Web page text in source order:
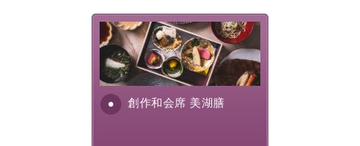
■内容&特典■
40分無料
1人1,000円分の館内利用券（お飲み物やお土産などに
「千人風呂」で有名な 片倉館のご入浴券
クレンジング、化粧水、乳液
創作和会席 美湖膳
美湖膳とは諏訪の地で特別を
提供する為に料理長・神原 裕
明が考え出した創作和会席で
す。美しい諏訪湖の幸...